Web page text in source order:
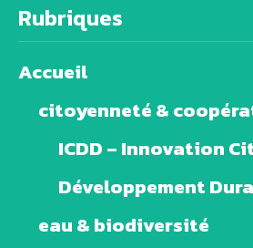
Rubriques
Accueil
citoyenneté &
ICDD – Innovation
Développement
eau & biodiversité